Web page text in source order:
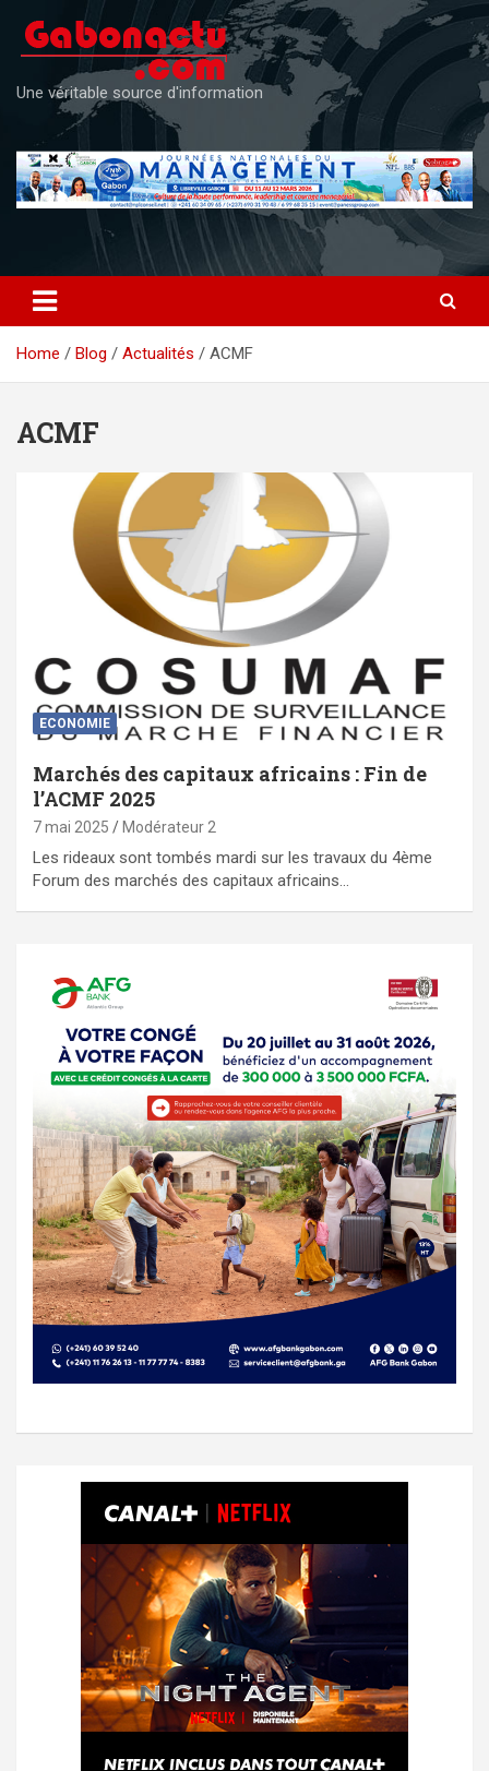
content
Une véritable source d'information
Home Blog Actualités ACMF
ACMF
ECONOMIE
Marchés des capitaux africains : Fin de
l’ACMF 2025
7 mai 2025 Modérateur 2
Les rideaux sont tombés mardi sur les travaux du 4ème
Forum des marchés des capitaux africains…